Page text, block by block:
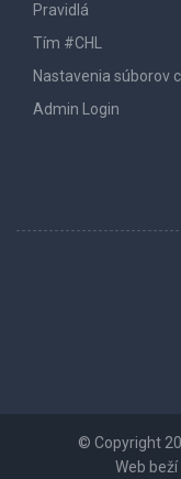
Pravidlá
Tím #CHL
Nastavenia súborov
Admin Login
© Copyright
Web